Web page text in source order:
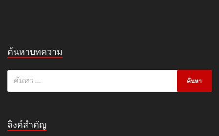
ค้นหาบทความ
ลิงค์สำคัญ